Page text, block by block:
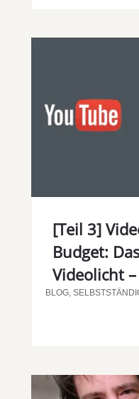
[Teil 3]
Budget:
Videolicht
BLOG,